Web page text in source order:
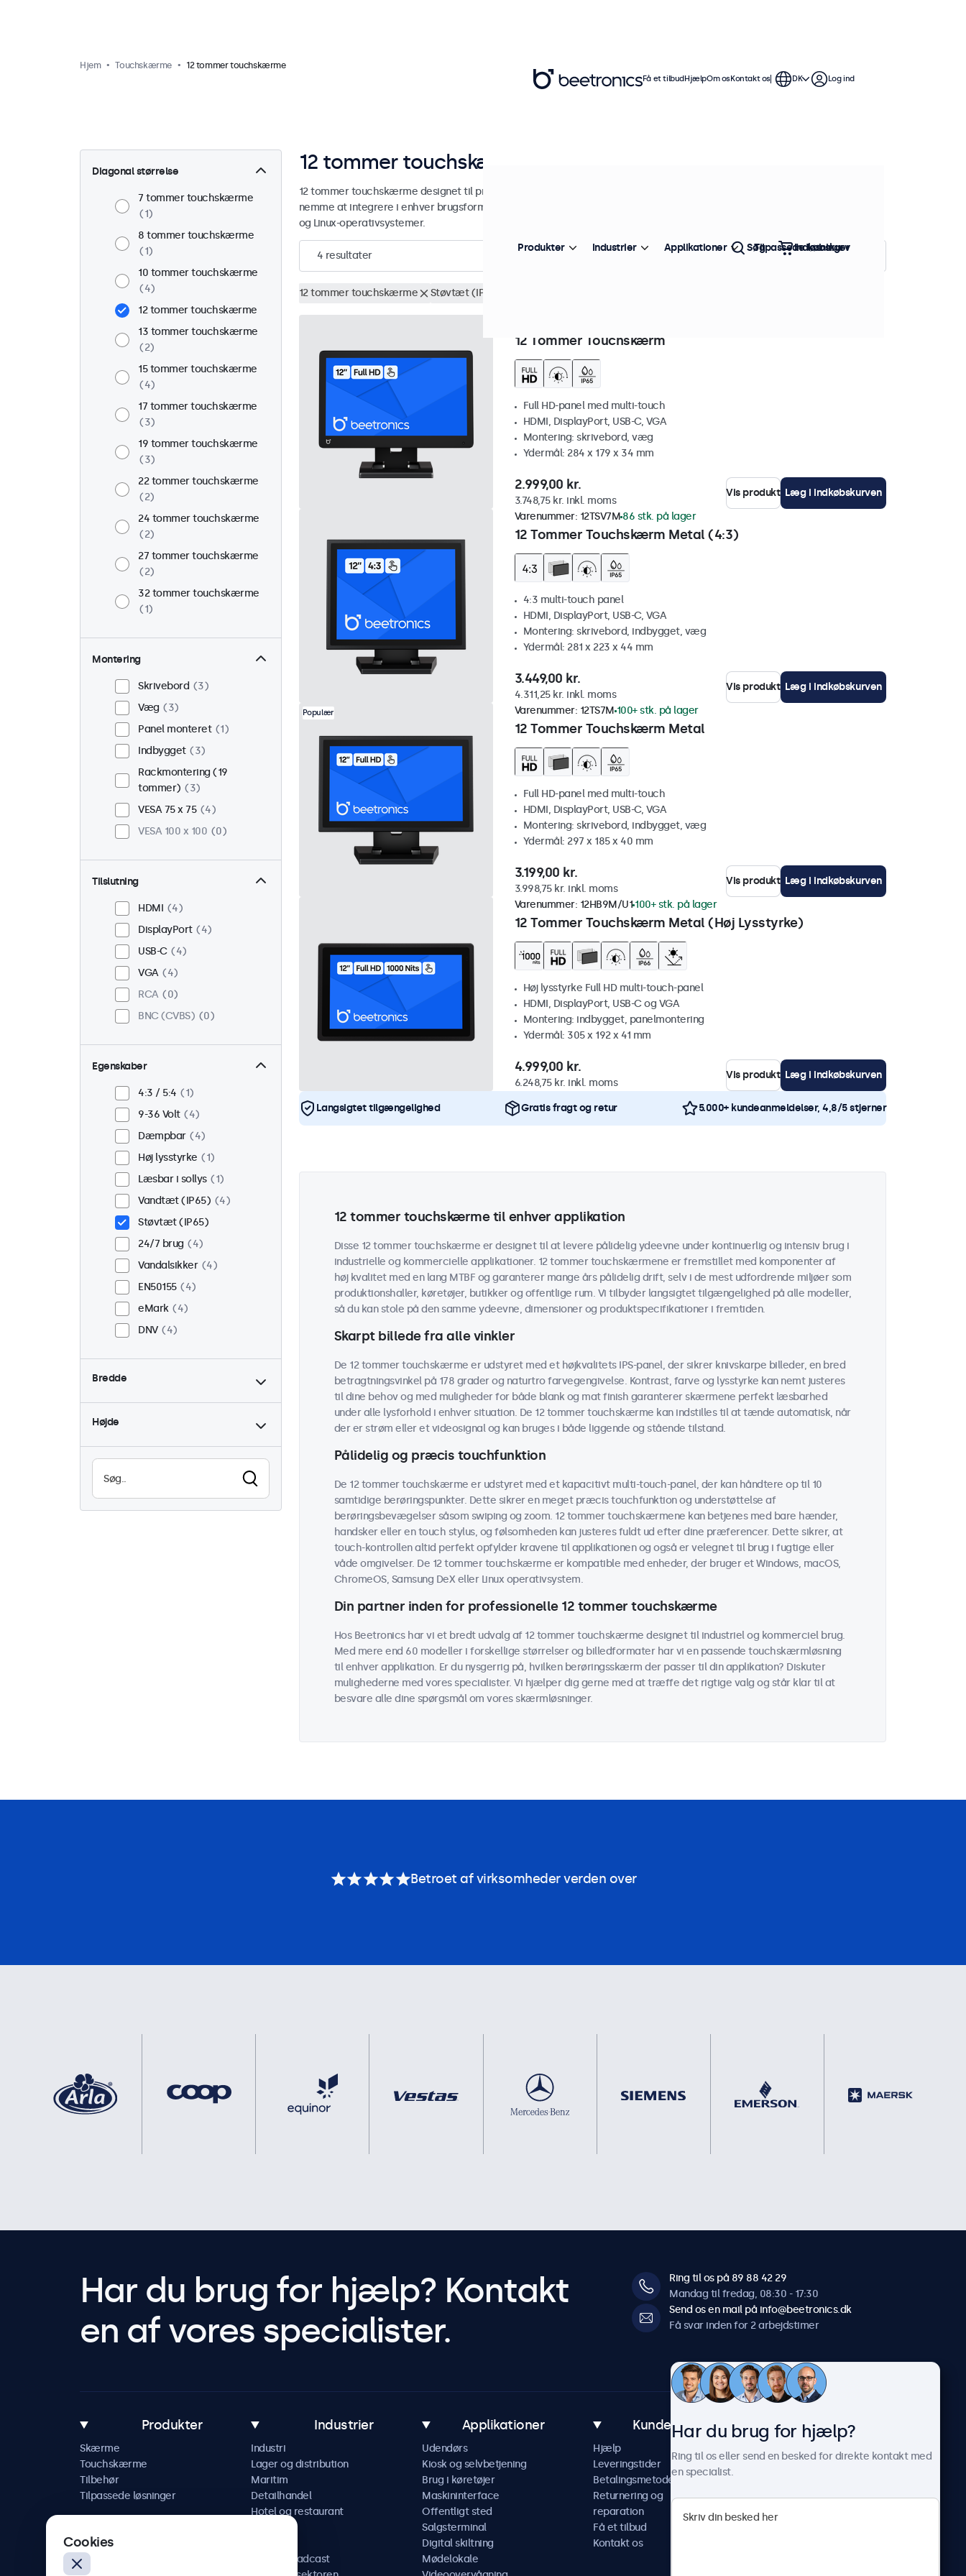
Hjem Touchskærme 12 tommer touchskærme
Diagonal størrelse
7 tommer touchskærme
1
8 tommer touchskærme
1
10 tommer touchskærme
4
12 tommer touchskærme
13 tommer touchskærme
2
15 tommer touchskærme
4
17 tommer touchskærme
3
19 tommer touchskærme
3
22 tommer touchskærme
2
24 tommer touchskærme
2
27 tommer touchskærme
2
32 tommer touchskærme
1
Montering
Skrivebord
3
Væg
3
Panel monteret
1
Indbygget
3
Rackmontering (19
tommer)
3
VESA 75 x 75
4
VESA 100 x 100
0
Tilslutning
HDMI
4
DisplayPort
4
USB-C
4
VGA
4
RCA
0
BNC (CVBS)
0
Egenskaber
4:3 / 5:4
1
9-36 Volt
4
Dæmpbar
4
Høj lysstyrke
1
Læsbar i sollys
1
Vandtæt (IP65)
4
Støvtæt (IP65)
24/7 brug
4
Vandalsikker
4
EN50155
4
eMark
4
DNV
4
Bredde
Højde
12 tommer touchskærme
12 tommer touchskærme designet til professionel og kontinuerlig brug. Disse 12-tommer touchskærme er
nemme at integrere i enhver brugsform og ethvert miljø og er kompatible med Windows, macOS, ChromeOS
og Linux-operativsystemer.
4 resultater Sorter efter: Popularitet
12 tommer touchskærme Støvtæt (IP65)
12 Tommer Touchskærm
Full HD-panel med multi-touch
HDMI, DisplayPort, USB-C, VGA
Montering: skrivebord, væg
Ydermål: 284 x 179 x 34 mm
2.999,00 kr.
3.748,75 kr. inkl. moms
Vis produkt Læg i indkøbskurven
12 Tommer Touchskærm Metal (4:3)
Varenummer: 12TSV7M 86 stk. på lager
4:3 multi-touch panel
HDMI, DisplayPort, USB-C, VGA
Montering: skrivebord, indbygget, væg
Ydermål: 281 x 223 x 44 mm
3.449,00 kr.
4.311,25 kr. inkl. moms
Vis produkt Læg i indkøbskurven
Populær
12 Tommer Touchskærm Metal
Varenummer: 12TS7M 100+ stk. på lager
Full HD-panel med multi-touch
HDMI, DisplayPort, USB-C, VGA
Montering: skrivebord, indbygget, væg
Ydermål: 297 x 185 x 40 mm
3.199,00 kr.
3.998,75 kr. inkl. moms
Vis produkt Læg i indkøbskurven
12 Tommer Touchskærm Metal (Høj Lysstyrke)
Varenummer: 12HB9M/U1 100+ stk. på lager
Høj lysstyrke Full HD multi-touch-panel
HDMI, DisplayPort, USB-C og VGA
Montering: indbygget, panelmontering
Ydermål: 305 x 192 x 41 mm
4.999,00 kr.
6.248,75 kr. inkl. moms
Vis produkt Læg i indkøbskurven
Langsigtet tilgængelighed Gratis fragt og retur 5.000+ kundeanmeldelser, 4,8/5 stjerner
12 tommer touchskærme til enhver applikation
Disse 12 tommer touchskærme er designet til at levere pålidelig ydeevne under kontinuerlig og intensiv brug i
industrielle og kommercielle applikationer. 12 tommer touchskærmene er fremstillet med komponenter af
høj kvalitet med en lang MTBF og garanterer mange års pålidelig drift, selv i de mest udfordrende miljøer som
produktionshaller, køretøjer, butikker og offentlige rum. Vi tilbyder langsigtet tilgængelighed på alle modeller,
så du kan stole på den samme ydeevne, dimensioner og produktspecifikationer i fremtiden.
Skarpt billede fra alle vinkler
De 12 tommer touchskærme er udstyret med et højkvalitets IPS-panel, der sikrer knivskarpe billeder, en bred
betragtningsvinkel på 178 grader og naturtro farvegengivelse. Kontrast, farve og lysstyrke kan nemt justeres
til dine behov og med muligheder for både blank og mat finish garanterer skærmene perfekt læsbarhed
under alle lysforhold i enhver situation. De 12 tommer touchskærme kan indstilles til at tænde automatisk, når
der er strøm eller et videosignal og kan bruges i både liggende og stående tilstand.
Pålidelig og præcis touchfunktion
De 12 tommer touchskærme er udstyret med et kapacitivt multi-touch-panel, der kan håndtere op til 10
samtidige berøringspunkter. Dette sikrer en meget præcis touchfunktion og understøttelse af
berøringsbevægelser såsom swiping og zoom. 12 tommer touchskærmene kan betjenes med bare hænder,
handsker eller en touch stylus, og følsomheden kan justeres fuldt ud efter dine præferencer. Dette sikrer, at
touch-kontrollen altid perfekt opfylder kravene til applikationen og også er velegnet til brug i fugtige eller
våde omgivelser. De 12 tommer touchskærme er kompatible med enheder, der bruger et Windows, macOS,
ChromeOS, Samsung DeX eller Linux operativsystem.
Din partner inden for professionelle 12 tommer touchskærme
Hos Beetronics har vi et bredt udvalg af 12 tommer touchskærme designet til industriel og kommerciel brug.
Med mere end 60 modeller i forskellige størrelser og billedformater har vi en passende touchskærmløsning
til enhver applikation. Er du nysgerrig på, hvilken berøringsskærm der passer til din applikation? Diskuter
mulighederne med vores specialister. Vi hjælper dig gerne med at træffe det rigtige valg og står klar til at
besvare alle dine spørgsmål om vores skærmløsninger.
Få et tilbudHjælpOm osKontakt os DK Log ind
Produkter Industrier Applikationer Tilpassede løsninger
Søg Indkøbskurv
Betroet af virksomheder verden over
Har du brug for hjælp? Kontakt
en af vores specialister.
Ring til os på 89 88 42 29
Mandag til fredag, 08:30 - 17:30
Send os en mail på info@beetronics.dk
Få svar inden for 2 arbejdstimer
Produkter
Skærme
Touchskærme
Tilbehør
Tilpassede løsninger
Industrier
Industri
Lager og distribution
Maritim
Detailhandel
Hotel og restaurant
AV og broadcast
Applikationer
Udendørs
Kiosk og selvbetjening
Brug i køretøjer
Maskininterface
Offentligt sted
Salgsterminal
Digital skiltning
Mødelokale
Kundeservice
Hjælp
Leveringstider
Betalingsmetoder
Returnering og
reparation
Få et tilbud
Kontakt os
Om Beetronics
Arbejd hos os
Har du brug for hjælp?
Ring til os eller send en besked for direkte kontakt med
en specialist.
Cookies